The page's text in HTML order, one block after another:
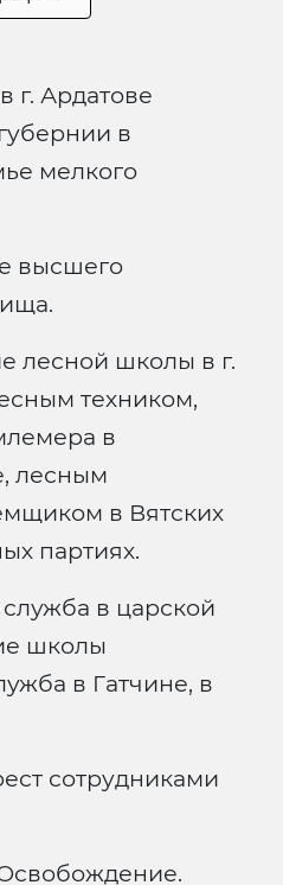
г. Ардатове
в
мелкого
высшего
лесной школы в г.
техником,
в
лесным
в Вятских
партиях.
в царской
школы
в Гатчине, в
сотрудниками